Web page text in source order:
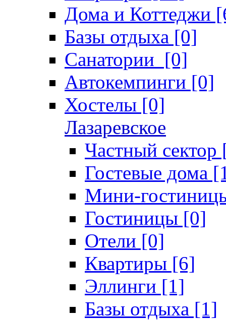
Дома и Коттеджи
Базы отдыха [0]
Санатории [0]
Автокемпинги [0]
Хостелы [0]
Лазаревское
Частный сектор
Гостевые дома
Мини-
Гостиницы [0]
Отели [0]
Квартиры [6]
Эллинги [1]
Базы отдыха [1]